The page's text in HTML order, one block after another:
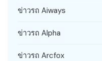
ข่าวรถ Aiways
ข่าวรถ Alpha
ข่าวรถ Arcfox